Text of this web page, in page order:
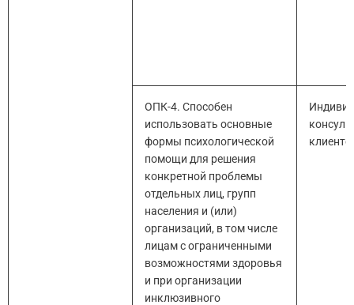
ОПК-4. Способен
использовать основные
формы психологической
помощи для решения
конкретной проблемы
отдельных лиц, групп
населения и (или)
организаций, в том числе
лицам с ограниченными
возможностями здоровья
и при организации
инклюзивного